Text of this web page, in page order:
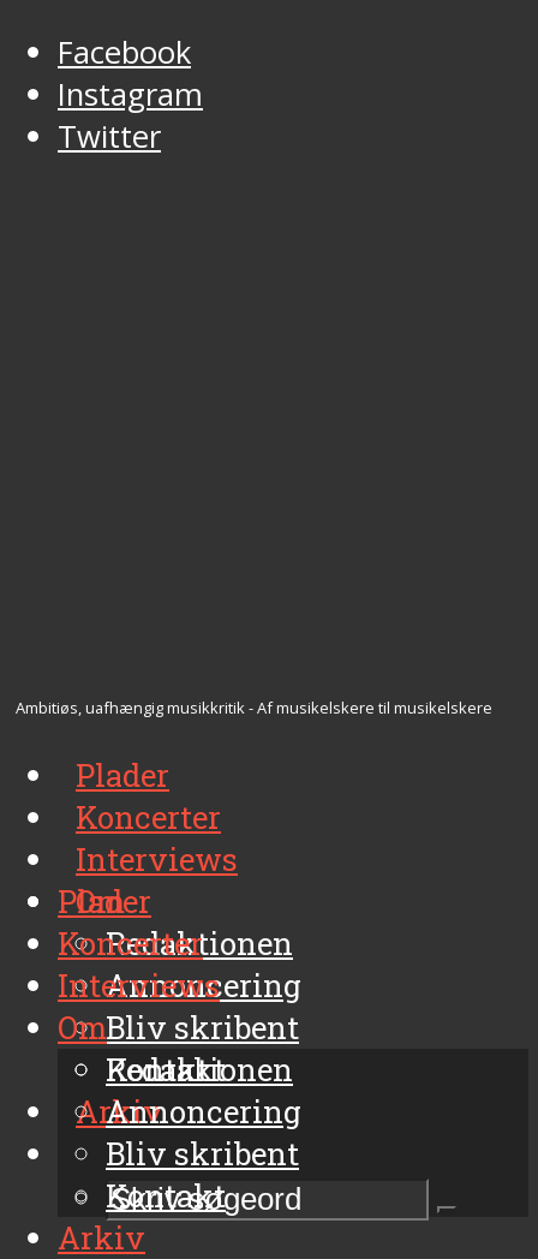
Facebook
Instagram
Twitter
Ambitiøs, uafhængig musikkritik - Af musikelskere til musikelskere
Plader
Koncerter
Interviews
Om
Redaktionen
Annoncering
Bliv skribent
Kontakt
Arkiv
Plader
Koncerter
Interviews
Om
Redaktionen
Annoncering
Bliv skribent
Kontakt
Arkiv